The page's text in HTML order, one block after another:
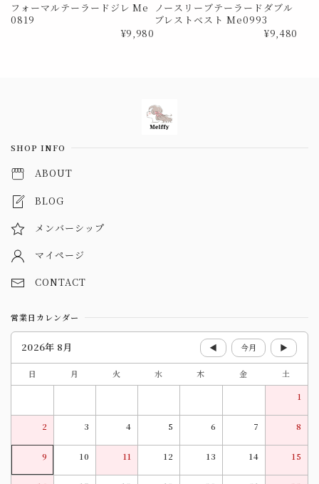
フォーマルテーラードジレ Me
0819
¥9,980
ノースリーブテーラードダブル
ブレストベスト Me0993
¥9,480
SHOP INFO
ABOUT
BLOG
メンバーシップ
マイページ
CONTACT
営業日カレンダー
2026年 8月 ◀ 今月 ▶
日 月 火 水 木 金
土
1
2 3 4 5 6 7 8
9 10 11 12 13 14 15